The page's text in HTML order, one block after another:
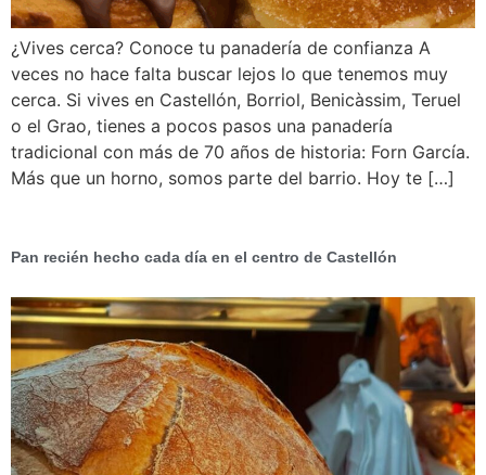
¿Vives cerca? Conoce tu panadería de confianza A
veces no hace falta buscar lejos lo que tenemos muy
cerca. Si vives en Castellón, Borriol, Benicàssim, Teruel
o el Grao, tienes a pocos pasos una panadería
tradicional con más de 70 años de historia: Forn García.
Más que un horno, somos parte del barrio. Hoy te […]
Pan recién hecho cada día en el centro de Castellón